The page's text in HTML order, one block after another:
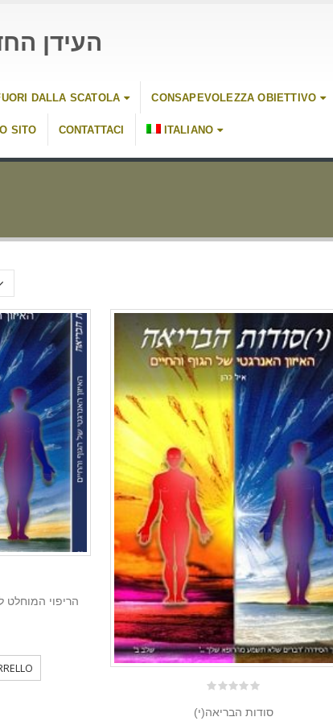
העידן
DALLA SCATOLA CONSAPEVOLEZZA OBIETTIVO
SITO CONTATTACI ITALIANO
out
(י)סודות הבריאה